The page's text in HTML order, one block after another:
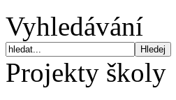
Vyhledávání
Projekty školy